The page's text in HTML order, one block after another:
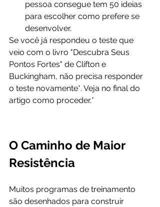
pessoa consegue tem 50 ideias
para escolher como prefere se
desenvolver.
Se você já respondeu o teste que
veio com o livro "Descubra Seus
Pontos Fortes" de Clifton e
Buckingham, não precisa responder
o teste novamente*. Veja no final do
artigo como proceder.*
O Caminho de Maior
Resistência
Muitos programas de treinamento
são desenhados para construir